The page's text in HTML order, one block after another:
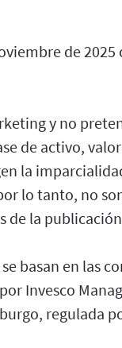
de
y no
de activo,
la
lo tanto, no
de la
basan en las
Invesco
regulada